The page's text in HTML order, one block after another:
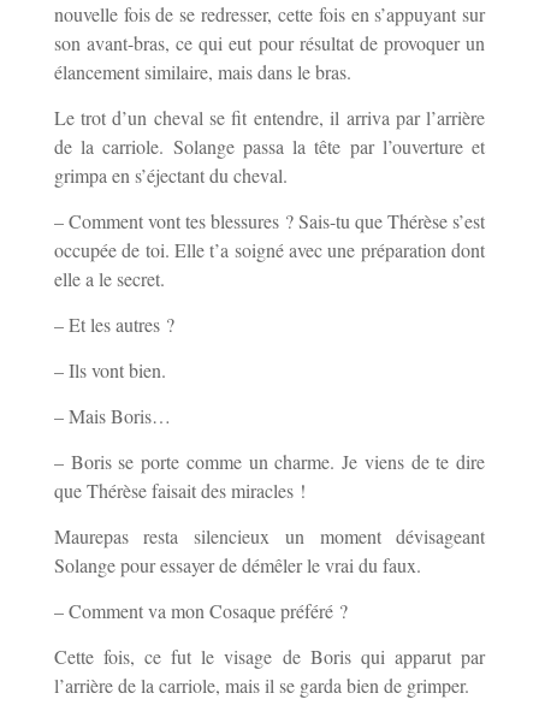
nouvelle fois de se redresser, cette fois en s’appuyant sur
son avant-bras, ce qui eut pour résultat de provoquer un
élancement similaire, mais dans le bras.
Le trot d’un cheval se fit entendre, il arriva par l’arrière
de la carriole. Solange passa la tête par l’ouverture et
grimpa en s’éjectant du cheval.
– Comment vont tes blessures ? Sais-tu que Thérèse s’est
occupée de toi. Elle t’a soigné avec une préparation dont
elle a le secret.
– Et les autres ?
– Ils vont bien.
– Mais Boris…
– Boris se porte comme un charme. Je viens de te dire
que Thérèse faisait des miracles !
Maurepas resta silencieux un moment dévisageant
Solange pour essayer de démêler le vrai du faux.
– Comment va mon Cosaque préféré ?
Cette fois, ce fut le visage de Boris qui apparut par
l’arrière de la carriole, mais il se garda bien de grimper.